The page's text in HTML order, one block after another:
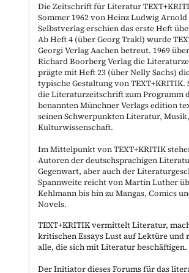
Die Zeitschrift für Literatur
Sommer 1962 von Heinz Ludwig
Selbstverlag erschien das erste Heft
Ab Heft 4 (über Georg Trakl) wurde
Georgi Verlag Aachen betreut. 1969
Richard Boorberg Verlag die
prägte mit Heft 23 (über Nelly Sachs)
typische Gestaltung von TEXT+KRITIK.
die Literaturzeitschrift zum Programm
benannten Münchner Verlags edition
seinen Schwerpunkten Literatur,
Kulturwissenschaft.
Im Mittelpunkt von TEXT+KRITIK
Autoren der deutschsprachigen
Gegenwart, aber auch der
Spannweite reicht von Martin Luther
Kehlmann bis hin zu Mangas, Comics
Novels.
TEXT+KRITIK vermittelt Literatur,
kritischen Essays Lust auf Lektüre und
alle, die sich mit Literatur beschäftigen.
Der Initiator dieses Forums für das